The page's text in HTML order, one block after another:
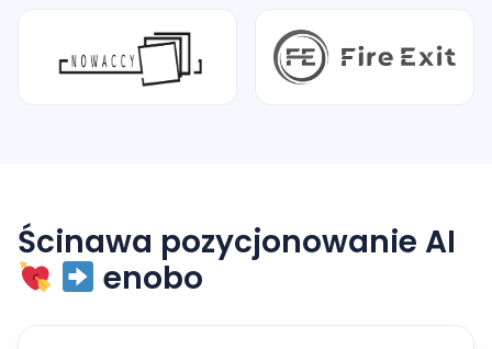
Ścinawa pozycjonowanie AI
enobo